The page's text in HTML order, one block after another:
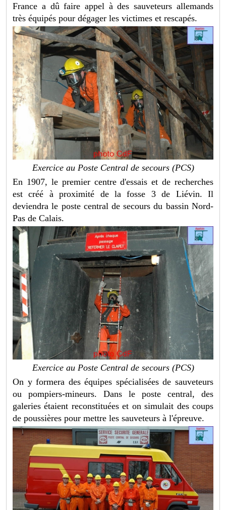
France a dû faire appel à des sauveteurs allemands
très équipés pour dégager les victimes et rescapés.
Exercice au Poste Central de secours (PCS)
En 1907, le premier centre d'essais et de recherches
est créé à proximité de la fosse 3 de Liévin. Il
deviendra le poste central de secours du bassin Nord-
Pas de Calais.
Exercice au Poste Central de secours (PCS)
On y formera des équipes spécialisées de sauveteurs
ou pompiers-mineurs. Dans le poste central, des
galeries étaient reconstituées et on simulait des coups
de poussières pour mettre les sauveteurs à l'épreuve.